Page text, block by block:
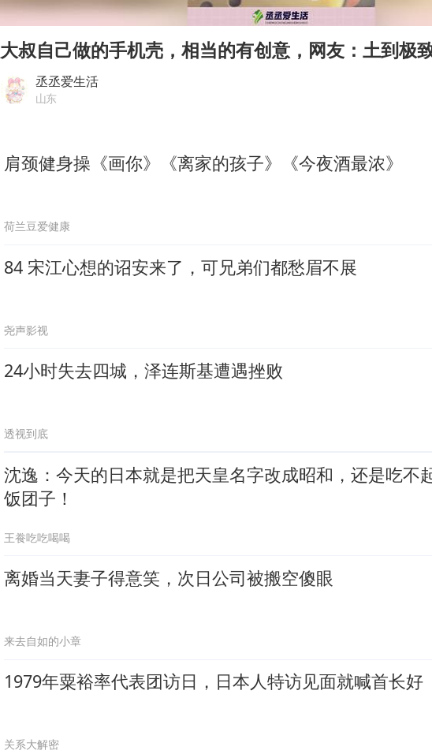
24小时不关空调 电费会更低吗
村民谈“梅姨”：叫的其实是“媒姨”
00:00
大叔自己做的手机壳，相当的有创意，网友：土到极
丞丞爱生活
山东
肩颈健身操《画你》《离家的孩子》《今夜酒最浓》
荷兰豆爱健康
84 宋江心想的诏安来了，可兄弟们都愁眉不展
尧声影视
24小时失去四城，泽连斯基遭遇挫败
透视到底
沈逸：今天的日本就是把天皇名字改成昭和，还是吃不
饭团子！
王飬吃吃喝喝
离婚当天妻子得意笑，次日公司被搬空傻眼
来去自如的小章
1979年粟裕率代表团访日，日本人特访见面就喊首长好
关系大解密